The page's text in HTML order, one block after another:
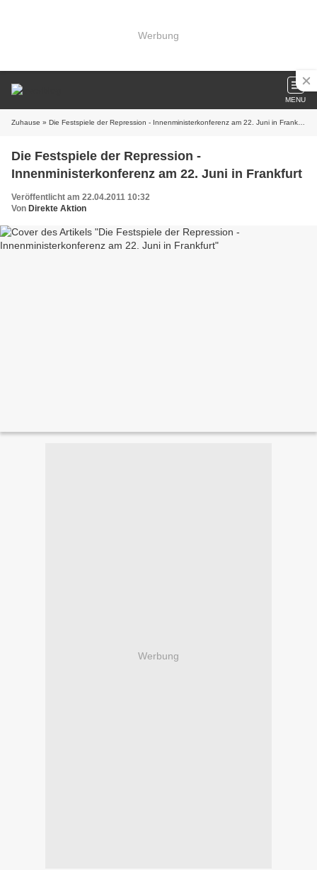
Werbung
MENU
Zuhause » Die Festspiele der Repression - Innenministerkonferenz am 22. Juni in Frankfurt
Die Festspiele der Repression -
Innenministerkonferenz am 22. Juni in Frankfurt
Veröffentlicht am 22.04.2011 10:32
Von Direkte Aktion
Werbung